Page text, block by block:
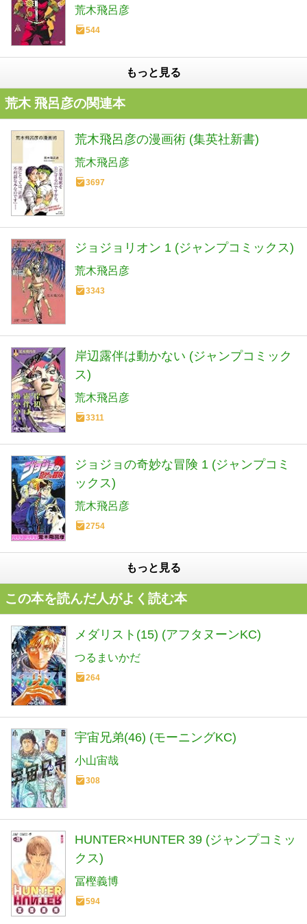
荒木飛呂彦
544
もっと見る
荒木 飛呂彦の関連本
荒木飛呂彦の漫画術 (集英社新書)
荒木飛呂彦
3697
ジョジョリオン 1 (ジャンプコミックス)
荒木飛呂彦
3343
岸辺露伴は動かない (ジャンプコミック
ス)
荒木飛呂彦
3311
ジョジョの奇妙な冒険 1 (ジャンプコミ
ックス)
荒木飛呂彦
2754
もっと見る
この本を読んだ人がよく読む本
メダリスト(15) (アフタヌーンKC)
つるまいかだ
264
宇宙兄弟(46) (モーニングKC)
小山宙哉
308
HUNTER×HUNTER 39 (ジャンプコミッ
クス)
冨樫義博
594